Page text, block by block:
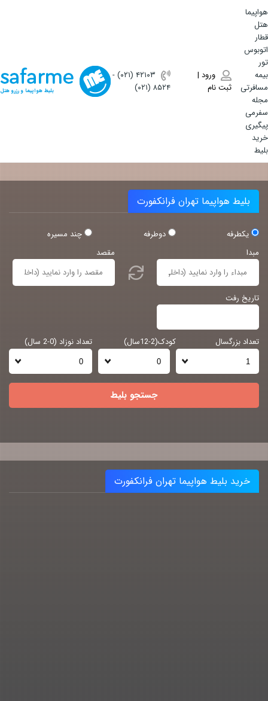
هواپیما
هتل
قطار
اتوبوس
تور
بیمه
مسافرتی
مجله
سفرمی
پیگیری
خرید
بلیط
ورود |
ثبت نام
(۰۲۱) ۴٢١٠٣
-
(۰۲۱) ۸۵۲۴
بلیط هواپیما و رزرو هتل
بلیط هواپیما تهران فرانکفورت
یکطرفه دوطرفه
چند مسیره
مبدا
مقصد
تاریخ رفت
تعداد بزرگسال کودک(2-12سال) تعداد نوزاد (0-2 سال)
جستجو بلیط
خرید بلیط هواپیما تهران فرانکفورت